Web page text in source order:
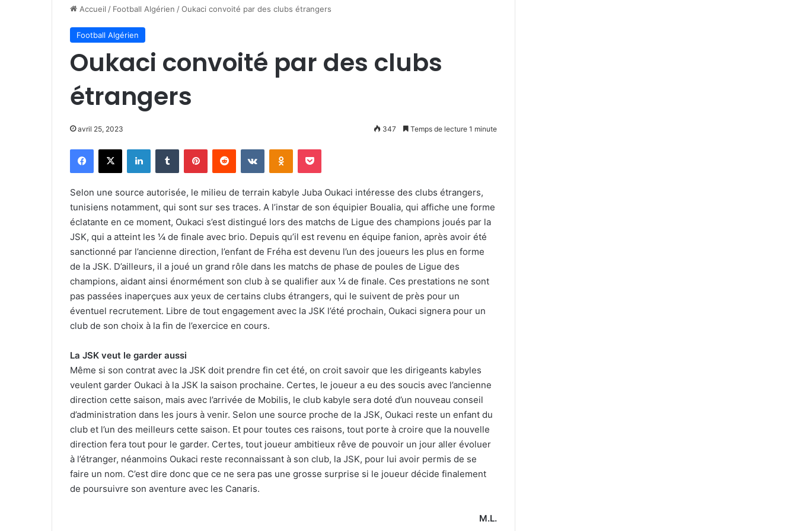
Accueil / Football Algérien /Oukaci convoité par des clubs étrangers
Football Algérien
Oukaci convoité par des clubs
étrangers
avril 25, 2023 347 Temps de lecture 1 minute
Facebook
X LinkedinTumblr PinterestReddit VKontakteOdnoklassniki
Pocket
Selon une source autorisée, le milieu de terrain kabyle Juba Oukaci intéresse des clubs étrangers,
tunisiens notamment, qui sont sur ses traces. A l’instar de son équipier Boualia, qui affiche une forme
éclatante en ce moment, Oukaci s’est distingué lors des matchs de Ligue des champions joués par la
JSK, qui a atteint les ¼ de finale avec brio. Depuis qu’il est revenu en équipe fanion, après avoir été
sanctionné par l’ancienne direction, l’enfant de Fréha est devenu l’un des joueurs les plus en forme
de la JSK. D’ailleurs, il a joué un grand rôle dans les matchs de phase de poules de Ligue des
champions, aidant ainsi énormément son club à se qualifier aux ¼ de finale. Ces prestations ne sont
pas passées inaperçues aux yeux de certains clubs étrangers, qui le suivent de près pour un
éventuel recrutement. Libre de tout engagement avec la JSK l’été prochain, Oukaci signera pour un
club de son choix à la fin de l’exercice en cours.
La JSK veut le garder aussi
Même si son contrat avec la JSK doit prendre fin cet été, on croit savoir que les dirigeants kabyles
veulent garder Oukaci à la JSK la saison prochaine. Certes, le joueur a eu des soucis avec l’ancienne
direction cette saison, mais avec l’arrivée de Mobilis, le club kabyle sera doté d’un nouveau conseil
d’administration dans les jours à venir. Selon une source proche de la JSK, Oukaci reste un enfant du
club et l’un des meilleurs cette saison. Et pour toutes ces raisons, tout porte à croire que la nouvelle
direction fera tout pour le garder. Certes, tout joueur ambitieux rêve de pouvoir un jour aller évoluer
à l’étranger, néanmoins Oukaci reste reconnaissant à son club, la JSK, pour lui avoir permis de se
faire un nom. C’est dire donc que ce ne sera pas une grosse surprise si le joueur décide finalement
de poursuivre son aventure avec les Canaris.
M.L.